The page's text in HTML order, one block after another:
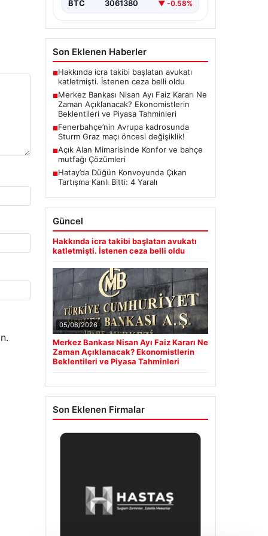
Kurulu, Nisan ayı faiz kararını
BTC 3061380 ▼ -0.58%
Son Eklenen Haberler
■Hakkında icra takibi başlatan avukatı
katletmişti. İstenen ceza belli oldu
■Merkez Bankası Nisan Ayı Faiz Kararı Ne
Zaman Açıklanacak? Ekonomistlerin
Beklentileri ve Piyasa Tahminleri
■Fenerbahçe’nin Avrupa kadrosunda
Sturm Graz maçı öncesi değişiklik!
■Açık Alan Mimarisinde Konfor ve bahçe
mutfağı Çözümleri
■Hatay’da Düğün Konvoyunda Çıkan
Tartışma Kanlı Bitti: 4 Yaralı
Güncel
Hakkında icra takibi başlatan avukatı
katletmişti. İstenen ceza belli oldu
05/08/2026
Merkez Bankası Nisan Ayı Faiz Kararı Ne
Zaman Açıklanacak? Ekonomistlerin
Beklentileri ve Piyasa Tahminleri
Son Eklenen Firmalar